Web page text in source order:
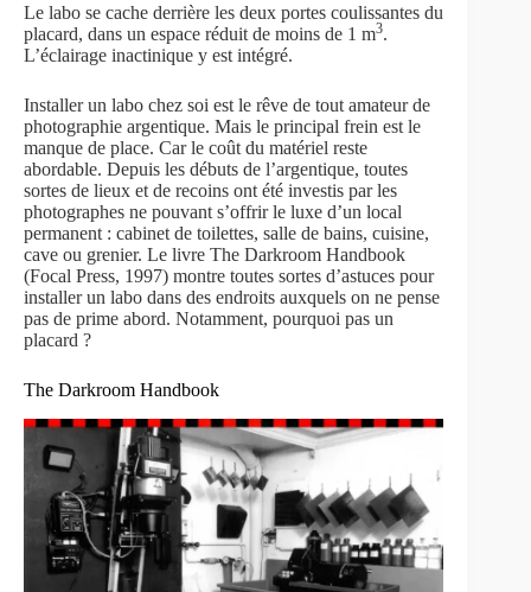
Le labo se cache derrière les deux portes coulissantes du
placard, dans un espace réduit de moins de 1 m3.
L’éclairage inactinique y est intégré.
Installer un labo chez soi est le rêve de tout amateur de
photographie argentique. Mais le principal frein est le
manque de place. Car le coût du matériel reste
abordable. Depuis les débuts de l’argentique, toutes
sortes de lieux et de recoins ont été investis par les
photographes ne pouvant s’offrir le luxe d’un local
permanent : cabinet de toilettes, salle de bains, cuisine,
cave ou grenier. Le livre The Darkroom Handbook
(Focal Press, 1997) montre toutes sortes d’astuces pour
installer un labo dans des endroits auxquels on ne pense
pas de prime abord. Notamment, pourquoi pas un
placard ?
The Darkroom Handbook